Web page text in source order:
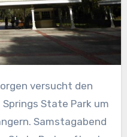
State Park um
Samstagabend